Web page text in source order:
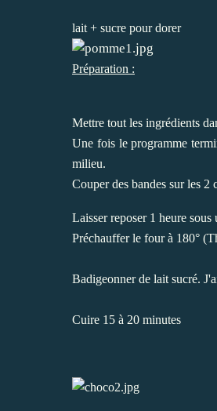
lait + sucre pour dorer
Préparation :
Mettre tout les ingrédients
Une fois le programme
milieu.
Couper des bandes sur les
Laisser reposer 1 heure sous
Préchauffer le four à 180°
Badigeonner de lait sucré.
Cuire 15 à 20 minutes